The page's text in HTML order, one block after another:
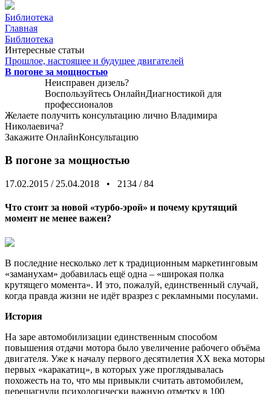
Библиотека
Главная
Библиотека
Интересные статьи
Прошлое, настоящее и будущее двигателей
В погоне за мощностью
Неисправен дизель?
Воспользуйтесь ОнлайнДиагностикой для
профессионалов
Желаете получить консультацию лично Владимира
Николаевича?
Закажите ОнлайнКонсультацию
В погоне за мощностью
17.02.2015 / 25.04.2018 • 2134 /84
Что стоит за новой «турбо-эрой» и почему крутящий
момент не менее важен?
В последние несколько лет к традиционным маркетинговым
«заманухам» добавилась ещё одна – «широкая полка
крутящего момента». И это, пожалуй, единственный случай,
когда правда жизни не идёт вразрез с рекламными посулами.
История
На заре автомобилизации единственным способом
повышения отдачи мотора было увеличение рабочего объёма
двигателя. Уже к началу первого десятилетия XX века моторы
первых «каракатиц», в которых уже проглядывалась
похожесть на то, что мы привыкли считать автомобилем,
перешагнули психологически важную отметку в 100